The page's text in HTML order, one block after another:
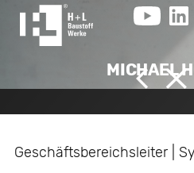
MICHAEL
Geschäftsbereichsleiter |